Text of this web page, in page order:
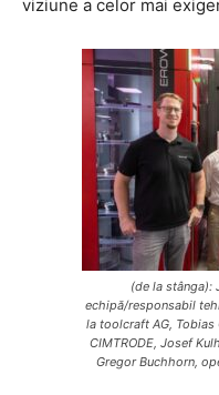
viziune a celor mai
(de la stânga):
echipă/responsabil
la toolcraft AG,
CIMTRODE, Josef
Gregor Buchhorn,